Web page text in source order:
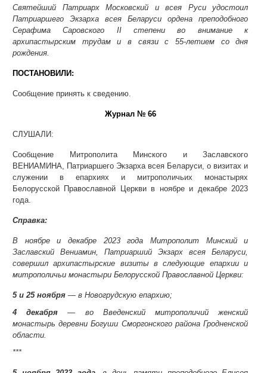
Святейший Патриарх Московский и всея Руси удостоил
Патриаршего Экзарха всея Беларуси ордена преподобного
Серафима Саровского II степени во внимание к
архипастырским трудам и в связи с 55-летием со дня
рождения.
ПОСТАНОВИЛИ:
Сообщение принять к сведению.
Журнал № 66
СЛУШАЛИ:
Сообщение Митрополита Минского и Заславского
ВЕНИАМИНА, Патриаршего Экзарха всея Беларуси, о визитах и
служении в епархиях и митрополичьих монастырях
Белорусской Православной Церкви в ноябре и декабре 2023
года.
Справка:
В ноябре и декабре 2023 года Митрополит Минский и
Заславский Вениамин, Патриарший Экзарх всея Беларуси,
совершил архипастырские визиты в следующие епархии и
митрополичьи монастыри Белорусской Православной Церкви:
5 и 25 ноября — в Новогрудскую епархию;
4 декабря— во Введенский митрополичий женский
монастырь деревни Богуши Сморгонского района Гродненской
области.
***